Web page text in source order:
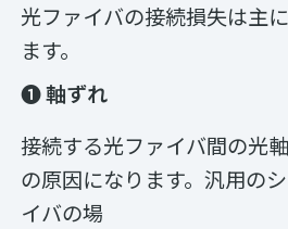
光ファイバの接続損失は主
ます。
❶ 軸ずれ
接続する光ファイバ間の光
の原因になります。汎用の
イバの場